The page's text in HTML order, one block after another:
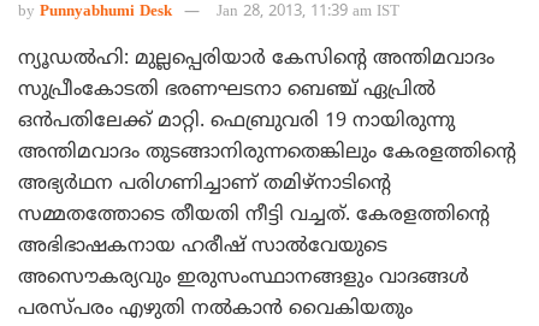
by Punnyabhumi Desk Jan 28, 2013, 11:39 am IST
ന്യൂഡല്‍ഹി: മുല്ലപ്പെരിയാര്‍ കേസിന്റെ അന്തിമവാദം
സുപ്രീംകോടതി ഭരണഘടനാ ബെഞ്ച് ഏപ്രില്‍
ഒന്‍പതിലേക്ക് മാറ്റി. ഫെബ്രുവരി 19 നായിരുന്നു
അന്തിമവാദം തുടങ്ങാനിരുന്നതെങ്കിലും കേരളത്തിന്റെ
അഭ്യര്‍ഥന പരിഗണിച്ചാണ് തമിഴ്നാടിന്റെ
സമ്മതത്തോടെ തീയതി നീട്ടി വച്ചത്. കേരളത്തിന്റെ
അഭിഭാഷകനായ ഹരീഷ് സാല്‍വേയുടെ
അസൌകര്യവും ഇരുസംസ്ഥാനങ്ങളും വാദങ്ങള്‍
പരസ്പരം എഴുതി നല്‍കാന്‍ വൈകിയതും